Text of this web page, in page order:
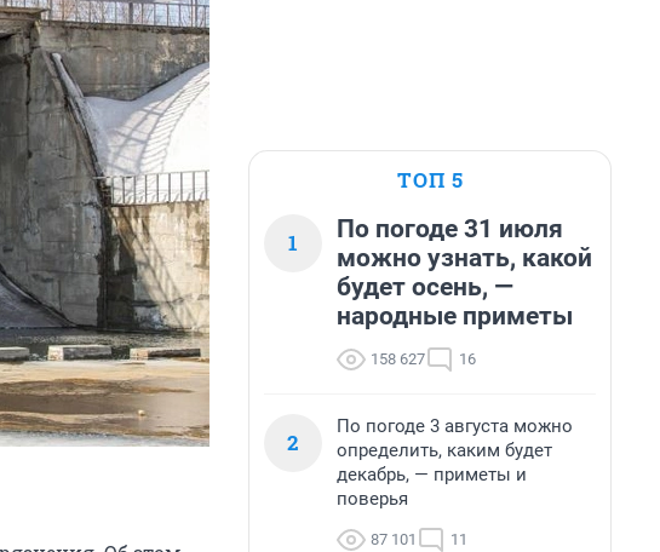
ТОП 5
1
По погоде 31 июля
можно узнать, какой
будет осень, —
народные приметы
158 627 16
2
По погоде 3 августа можно
определить, каким будет
декабрь, — приметы и
поверья
87 101 11